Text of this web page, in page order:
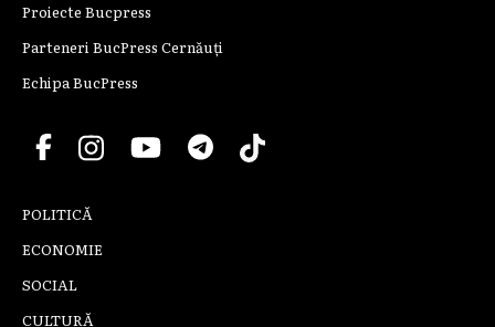
Proiecte Bucpress
Parteneri BucPress Cernăuți
Echipa BucPress
POLITICĂ
ECONOMIE
SOCIAL
CULTURĂ